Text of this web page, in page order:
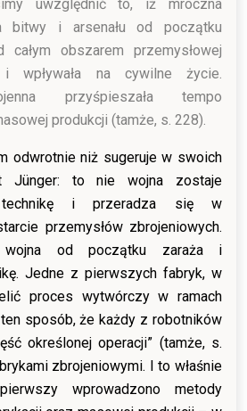
uwzględnić to, iż mroczna
bitwy i arsenału od początku
całym obszarem przemysłowej
i wpływała na cywilne życie.
przyśpieszała tempo
produkcji (tamże, s. 228).
odwrotnie niż sugeruje w swoich
Jünger: to nie wojna zostaje
technikę i przeradza się w
przemysłów zbrojeniowych.
od początku zaraża i
Jedne z pierwszych fabryk, w
proces wytwórczy w ramach
sposób, że każdy z robotników
określonej operacji” (tamże, s.
zbrojeniowymi. I to właśnie
wprowadzono metody